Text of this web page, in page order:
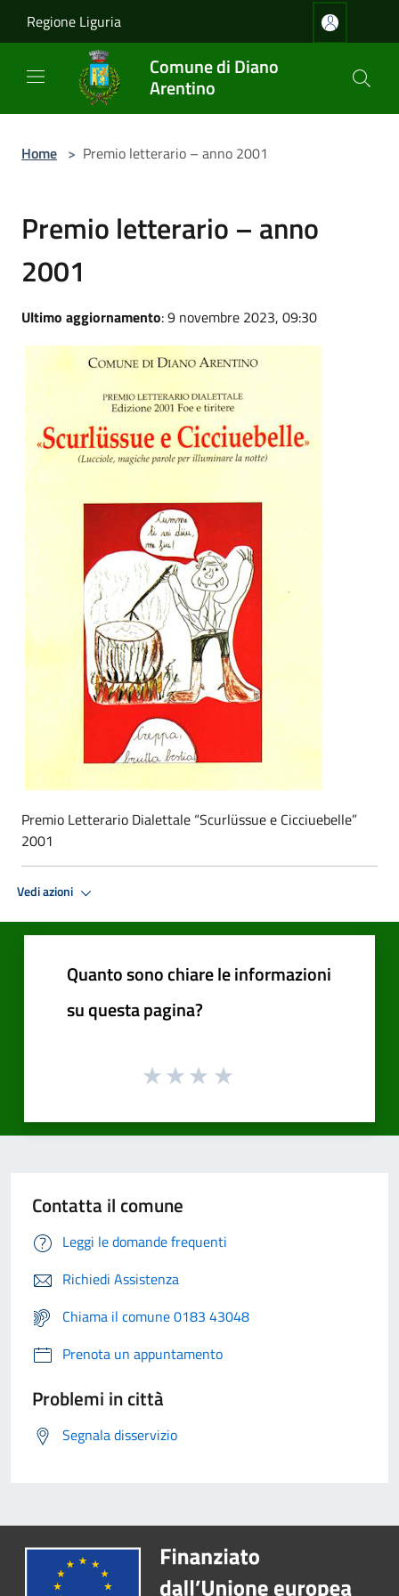
Regione Liguria
Comune di Diano
Arentino
Home > Premio letterario – anno 2001
Premio letterario – anno
2001
Ultimo aggiornamento: 9 novembre 2023, 09:30
Premio Letterario Dialettale “Scurlüssue e Cicciuebelle”
2001
Vedi azioni
Quanto sono chiare le informazioni
su questa pagina?
Contatta il comune
Leggi le domande frequenti
Richiedi Assistenza
Chiama il comune 0183 43048
Prenota un appuntamento
Problemi in città
Segnala disservizio